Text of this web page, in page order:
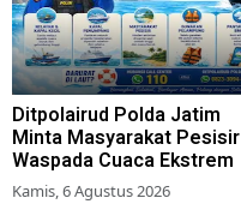
Ditpolairud Polda Jatim
Minta Masyarakat Pesisir
Waspada Cuaca Ekstrem
Kamis, 6 Agustus 2026